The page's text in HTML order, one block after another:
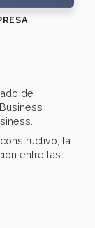
de
la
entre las